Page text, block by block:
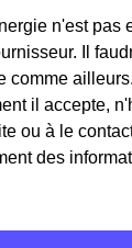
n'est pas
Il
comme
il accepte,
ou à le
des